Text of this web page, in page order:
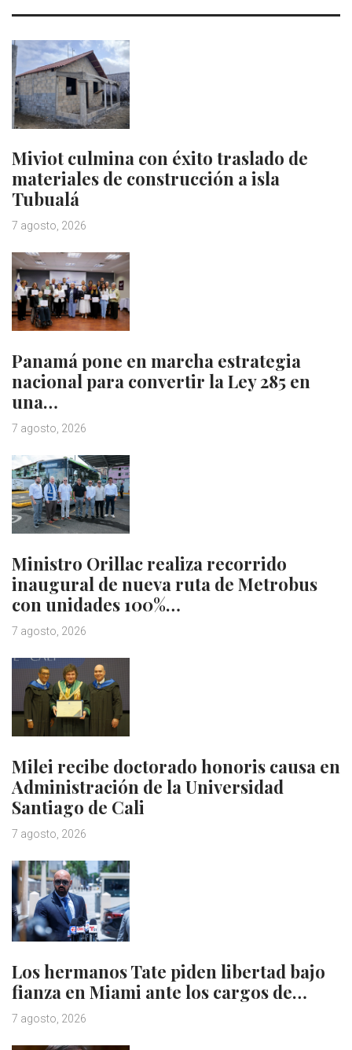
Miviot culmina con éxito traslado de
materiales de construcción a isla
Tubualá
7 agosto, 2026
Panamá pone en marcha estrategia
nacional para convertir la Ley 285 en
una…
7 agosto, 2026
Ministro Orillac realiza recorrido
inaugural de nueva ruta de Metrobus
con unidades 100%…
7 agosto, 2026
Milei recibe doctorado honoris causa en
Administración de la Universidad
Santiago de Cali
7 agosto, 2026
Los hermanos Tate piden libertad bajo
fianza en Miami ante los cargos de…
7 agosto, 2026